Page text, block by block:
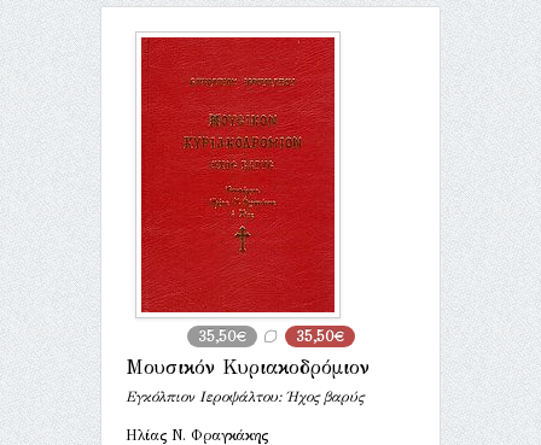
35,50€ 35,50€
Μουσικόν Κυριακοδρόμιον
Εγκόλπιον Ιεροψάλτου: Ήχος βαρύς
Ηλίας Ν. Φραγκάκης